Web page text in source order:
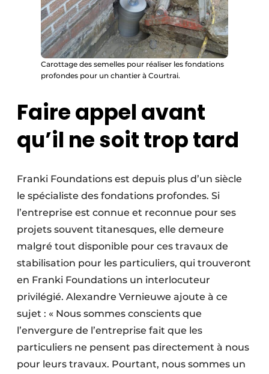
Carottage des semelles pour réaliser les fondations
profondes pour un chantier à Courtrai.
Faire appel avant
qu’il ne soit trop tard
Franki Foundations est depuis plus d’un siècle
le spécialiste des fondations profondes. Si
l’entreprise est connue et reconnue pour ses
projets souvent titanesques, elle demeure
malgré tout disponible pour ces travaux de
stabilisation pour les particuliers, qui trouveront
en Franki Foundations un interlocuteur
privilégié. Alexandre Vernieuwe ajoute à ce
sujet : « Nous sommes conscients que
l’envergure de l’entreprise fait que les
particuliers ne pensent pas directement à nous
pour leurs travaux. Pourtant, nous sommes un